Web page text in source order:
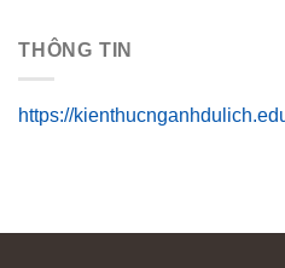
THÔNG TIN
https://